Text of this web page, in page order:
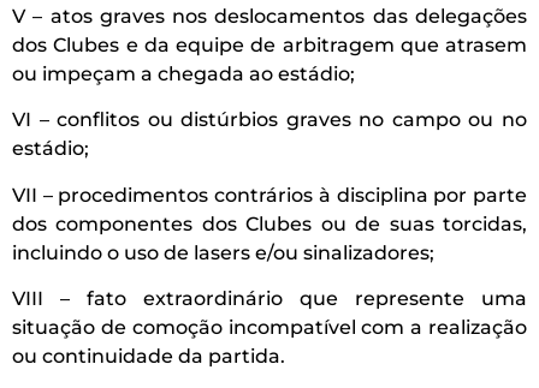
V – atos graves nos deslocamentos das delegações
dos Clubes e da equipe de arbitragem que atrasem
ou impeçam a chegada ao estádio;
VI – conflitos ou distúrbios graves no campo ou no
estádio;
VII – procedimentos contrários à disciplina por parte
dos componentes dos Clubes ou de suas torcidas,
incluindo o uso de lasers e/ou sinalizadores;
VIII – fato extraordinário que represente uma
situação de comoção incompatível com a realização
ou continuidade da partida.